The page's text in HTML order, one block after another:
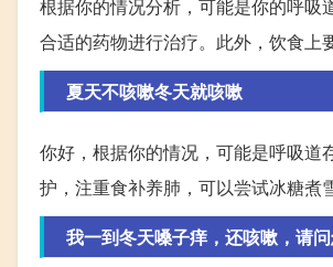
根据你的情况分析，可能是你的呼吸
合适的药物进行治疗。此外，饮食上
夏天不咳嗽冬天就咳嗽
你好，根据你的情况，可能是呼吸道
护，注重食补养肺，可以尝试冰糖煮
我一到冬天嗓子痒，还咳嗽，请